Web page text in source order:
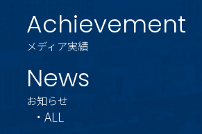
Achievement
メディア実績
News
お知らせ
・ALL